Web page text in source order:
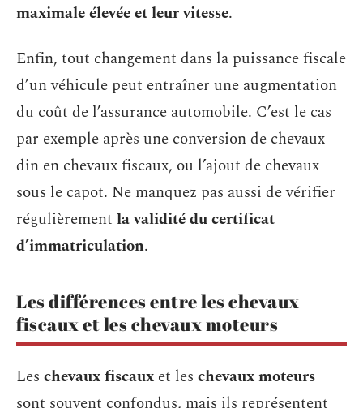
maximale élevée et leur vitesse.
Enfin, tout changement dans la puissance fiscale
d’un véhicule peut entraîner une augmentation
du coût de l’assurance automobile. C’est le cas
par exemple après une conversion de chevaux
din en chevaux fiscaux, ou l’ajout de chevaux
sous le capot. Ne manquez pas aussi de vérifier
régulièrement la validité du certificat
d’immatriculation.
Les différences entre les chevaux
fiscaux et les chevaux moteurs
Les chevaux fiscaux et les chevaux moteurs